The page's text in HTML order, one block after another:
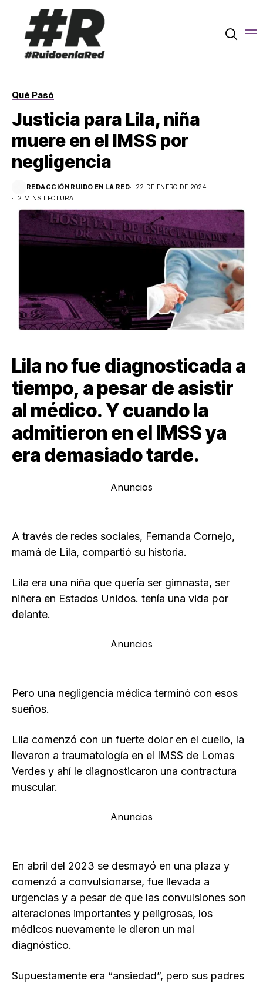
Qué Pasó
Justicia para Lila, niña
muere en el IMSS por
negligencia
REDACCIÓN RUIDO EN LA RED
22 DE ENERO DE 2024
2 MINS LECTURA
Lila no fue diagnosticada a
tiempo, a pesar de asistir
al médico. Y cuando la
admitieron en el IMSS ya
era demasiado tarde.
Anuncios
A través de redes sociales, Fernanda Cornejo,
mamá de Lila, compartió su historia.
Lila era una niña que quería ser gimnasta, ser
niñera en Estados Unidos. tenía una vida por
delante.
Anuncios
Pero una negligencia médica terminó con esos
sueños.
Lila comenzó con un fuerte dolor en el cuello, la
llevaron a traumatología en el IMSS de Lomas
Verdes y ahí le diagnosticaron una contractura
muscular.
Anuncios
En abril del 2023 se desmayó en una plaza y
comenzó a convulsionarse, fue llevada a
urgencias y a pesar de que las convulsiones son
alteraciones importantes y peligrosas, los
médicos nuevamente le dieron un mal
diagnóstico.
Supuestamente era “ansiedad”, pero sus padres